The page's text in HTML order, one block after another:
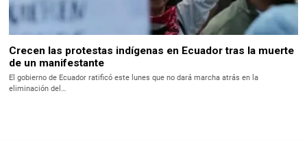
Crecen las protestas indígenas en Ecuador tras la muerte
de un manifestante
El gobierno de Ecuador ratificó este lunes que no dará marcha atrás en la
eliminación del…